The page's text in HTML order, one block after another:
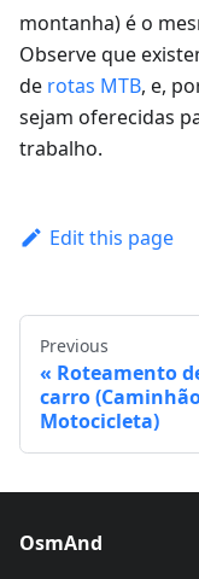
montanha) é o
Observe que
de rotas MTB, e,
sejam oferecidas
trabalho.
Edit this page
Previous
Roteamento
carro
Motocicleta)
OsmAnd